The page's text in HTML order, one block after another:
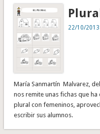
22/10/2013
María Sanmartín Malvarez,
nos remite unas fichas que
plural con femeninos,
escribir sus alumnos.